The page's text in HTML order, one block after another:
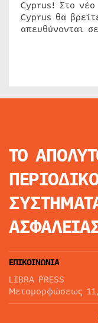
Cyprus! Στο
Cyprus θα
απευθύνονται
ΤΟ
ΕΠΙΚΟΙΝΩΝΙΑ
LIBRA PRESS
Μεταμορφώσεως